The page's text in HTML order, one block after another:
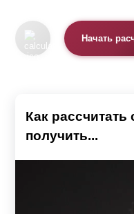
Начать
Как рассчитать
получить...